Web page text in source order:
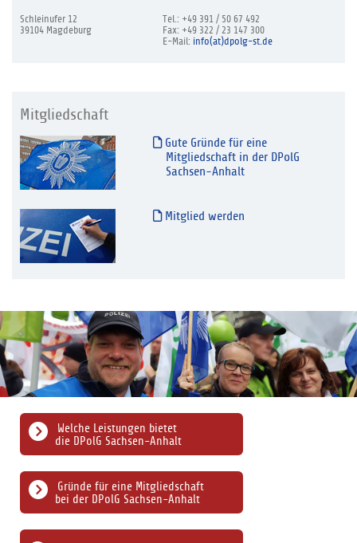
Schleinufer 12
39104 Magdeburg
Tel.: +49 391 / 50 67 492
Fax: +49 322 / 23 147 300
E-Mail: info(at)dpolg-st.de
Mitgliedschaft
Gute Gründe für eine
Mitgliedschaft in der DPolG
Sachsen-Anhalt
Mitglied werden
Gründe für eine Mitgliedschaft
bei der DPolG Sachsen-Anhalt
Welche Leistungen bietet
die DPolG Sachsen-Anhalt